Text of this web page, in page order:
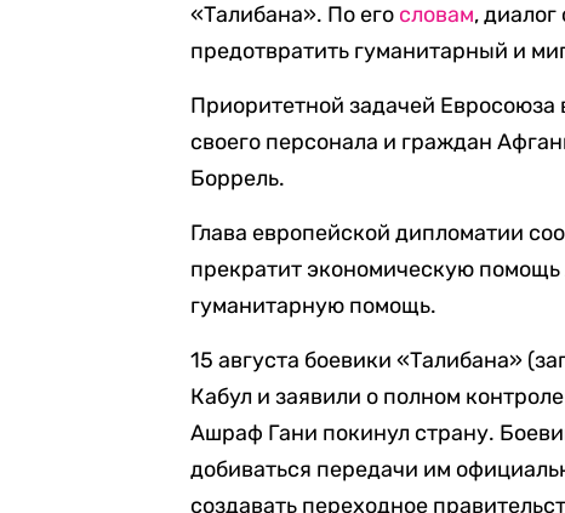
«Талибана». По его словам,
предотвратить гуманитарный и
Приоритетной задачей Евросоюза
своего персонала и граждан
Боррель.
Глава европейской дипломатии
прекратит экономическую
гуманитарную помощь.
15 августа боевики «Талибана»
Кабул и заявили о полном
Ашраф Гани покинул страну.
добиваться передачи им
создавать переходное